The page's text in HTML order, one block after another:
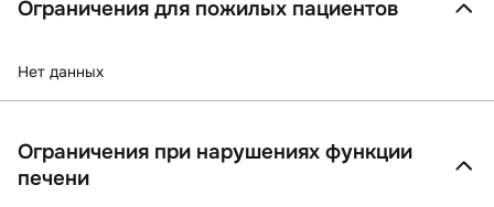
Ограничения для пожилых пациентов
Нет данных
Ограничения при нарушениях функции
печени